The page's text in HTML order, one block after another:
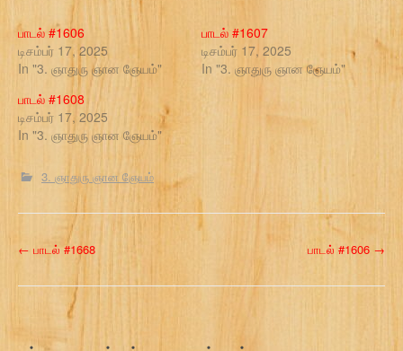
பாடல் #1606
டிசம்பர் 17, 2025
In "3. ஞாதுரு ஞான ஞேயம்"
பாடல் #1607
டிசம்பர் 17, 2025
In "3. ஞாதுரு ஞான ஞேயம்"
பாடல் #1608
டிசம்பர் 17, 2025
In "3. ஞாதுரு ஞான ஞேயம்"
3. ஞாதுரு ஞான ஞேயம்
P
o
← பாடல் #1668 பாடல் #1606 →